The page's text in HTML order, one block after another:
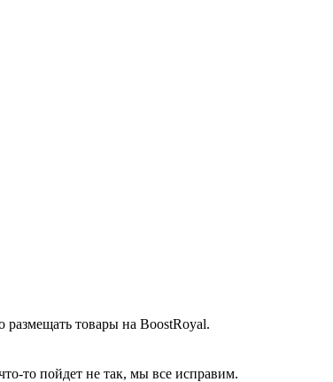
товары на BoostRoyal.
то пойдет не так, мы все исправим.